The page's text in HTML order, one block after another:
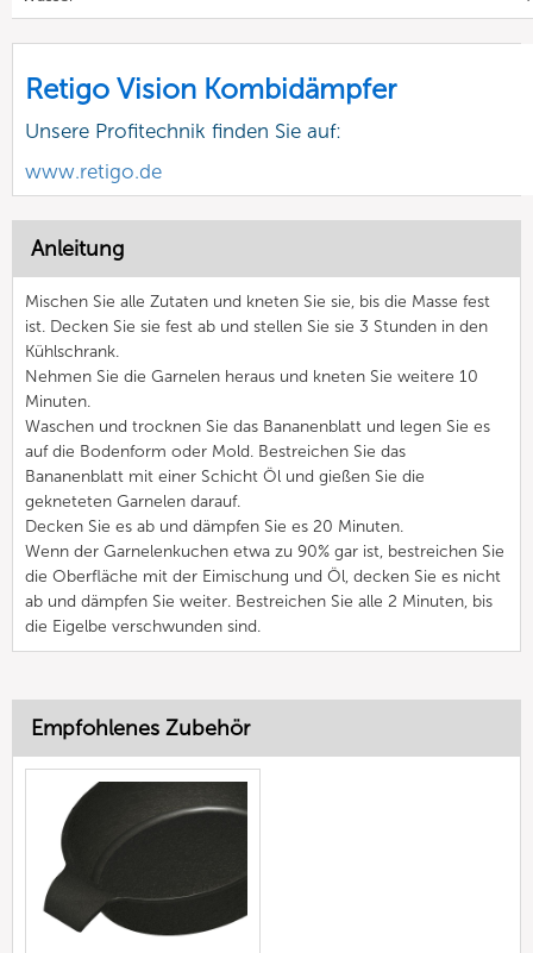
Retigo Vision Kombidämpfer
Unsere Profitechnik finden Sie auf:
www.retigo.de
Anleitung
Mischen Sie alle Zutaten und kneten Sie sie, bis die Masse fest
ist. Decken Sie sie fest ab und stellen Sie sie 3 Stunden in den
Kühlschrank.
Nehmen Sie die Garnelen heraus und kneten Sie weitere 10
Minuten.
Waschen und trocknen Sie das Bananenblatt und legen Sie es
auf die Bodenform oder Mold. Bestreichen Sie das
Bananenblatt mit einer Schicht Öl und gießen Sie die
gekneteten Garnelen darauf.
Decken Sie es ab und dämpfen Sie es 20 Minuten.
Wenn der Garnelenkuchen etwa zu 90% gar ist, bestreichen Sie
die Oberfläche mit der Eimischung und Öl, decken Sie es nicht
ab und dämpfen Sie weiter. Bestreichen Sie alle 2 Minuten, bis
die Eigelbe verschwunden sind.
Empfohlenes Zubehör